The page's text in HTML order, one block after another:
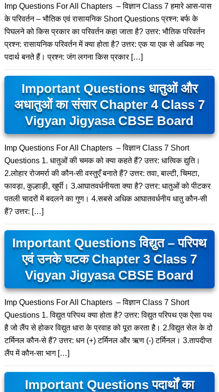
Imp Questions For All Chapters – विज्ञान Class 7 हमारे आस-पास
के परिवर्तन – भौतिक एवं रासायनिक Short Questions प्रश्न: बर्फ के
पिघलने को किस प्रकार का परिवर्तन कहा जाता है? उत्तर: भौतिक परिवर्तन
प्रश्न: रासायनिक परिवर्तन में क्या होता है? उत्तर: एक या एक से अधिक नए
पदार्थ बनते हैं। प्रश्न: जंग लगना किस प्रकार […]
Important Questions धातुओं और
अधातुओं का संसार Chapter 4 Class 7
Vigyan Jigyasa CBSE Board
Imp Questions For All Chapters – विज्ञान Class 7 Short
Questions 1. धातुओं की चमक को क्या कहते हैं? उत्तर: धात्विक द्युति।
2.लोहार रोजमर्रा की कौन-सी वस्तुएँ बनाते हैं? उत्तर: तवा, बाल्टी, चिमटा,
फावड़ा, कुल्हाड़ी, खुर्पी। 3.आघातवर्धनीयता क्या है? उत्तर: धातुओं को पीटकर
पतली चादरों में बदलने का गुण। 4.सबसे अधिक आघातवर्धनीय धातु कौन-सी
हैं? उत्तर: […]
Important Questions विद्युत – परिपथ
एवं उनके घटक Chapter 3 Class 7
Vigyan Jigyasa CBSE Board
Imp Questions For All Chapters – विज्ञान Class 7 Short
Questions 1. विद्युत परिपथ क्या होता है? उत्तर: विद्युत परिपथ एक ऐसा पथ
है जो लैंप से होकर विद्युत धारा के प्रवाह को पूरा करता है। 2.विद्युत सेल के दो
टर्मिनल कौन-से हैं? उत्तर: धन (+) टर्मिनल और ऋण (-) टर्मिनल। 3.तापदीप्त
लैंप में कौन-सा भाग […]
Important Questions पदार्थों का